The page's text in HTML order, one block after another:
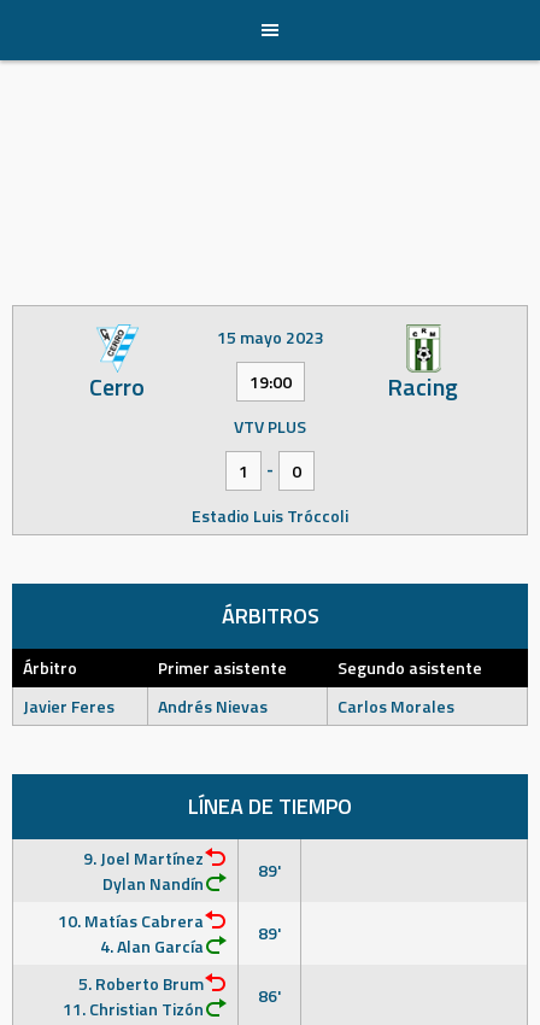
content
Cerro Racing
15 mayo 2023
19:00
VTV PLUS
1
-
0
Estadio Luis Tróccoli
ÁRBITROS
Árbitro Primer asistente
Segundo asistente
Javier Feres
Andrés Nievas Carlos Morales
LÍNEA DE TIEMPO
9. Joel Martínez
Dylan Nandín
89'
10. Matías Cabrera
4. Alan García
89'
5. Roberto Brum
11. Christian Tizón
86'